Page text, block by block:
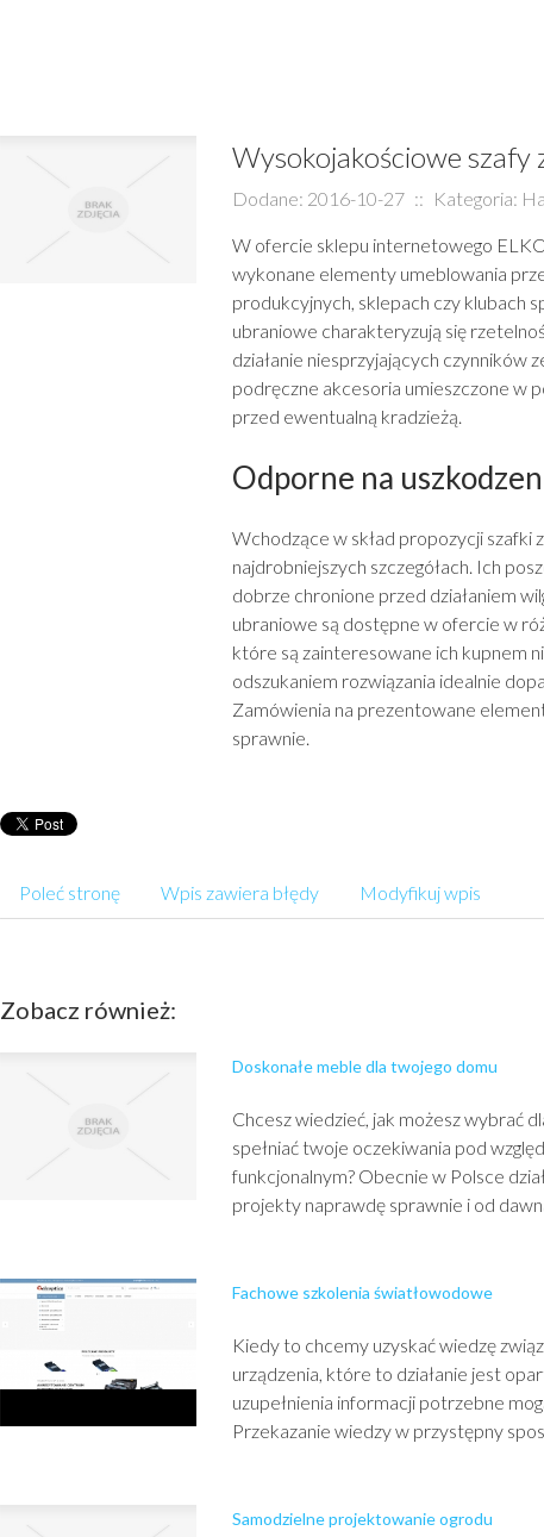
Wysokojakościowe szafy
Dodane: 2016-10-27 :: Kategoria:
W ofercie sklepu internetowego
wykonane elementy umeblowania
produkcyjnych, sklepach czy klubach
ubraniowe charakteryzują się
działanie niesprzyjających czynników
podręczne akcesoria umieszczone w
przed ewentualną kradzieżą.
Odporne na
Wchodzące w skład propozycji szafki
najdrobniejszych szczegółach. Ich
dobrze chronione przed działaniem
ubraniowe są dostępne w ofercie w
które są zainteresowane ich kupnem
odszukaniem rozwiązania idealnie
Zamówienia na prezentowane
sprawnie.
Poleć stronę Wpis zawiera błędy Modyfikuj wpis
Zobacz również:
Doskonałe meble dla twojego domu
Chcesz wiedzieć, jak możesz wybrać
spełniać twoje oczekiwania pod
funkcjonalnym? Obecnie w Polsce
projekty naprawdę sprawnie i od
Fachowe szkolenia światłowodowe
Kiedy to chcemy uzyskać wiedzę
urządzenia, które to działanie jest
uzupełnienia informacji potrzebne
Przekazanie wiedzy w przystępny
Samodzielne projektowanie ogrodu